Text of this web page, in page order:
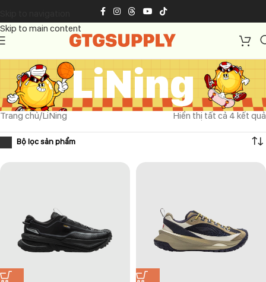
Skip to main content
LiNing
Trang chủ LiNing Hiển thị tất cả 4 kết quả